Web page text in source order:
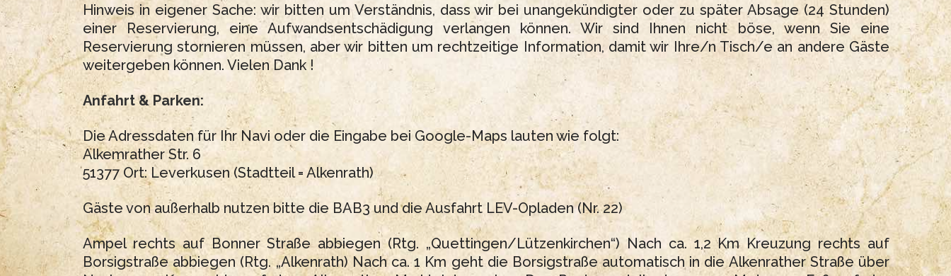
Hinweis in eigener Sache: wir bitten um Verständnis, dass wir bei unangekündigter oder zu später Absage (24 Stunden)
einer Reservierung, eine Aufwandsentschädigung verlangen können. Wir sind Ihnen nicht böse, wenn Sie eine
Reservierung stornieren müssen, aber wir bitten um rechtzeitige Information, damit wir Ihre/n Tisch/e an andere Gäste
weitergeben können. Vielen Dank !
Anfahrt & Parken:
Die Adressdaten für Ihr Navi oder die Eingabe bei Google-Maps lauten wie folgt:
Alkemrather Str. 6
51377 Ort: Leverkusen (Stadtteil = Alkenrath)
Gäste von außerhalb nutzen bitte die BAB3 und die Ausfahrt LEV-Opladen (Nr. 22)
Ampel rechts auf Bonner Straße abbiegen (Rtg. „Quettingen/Lützenkirchen“) Nach ca. 1,2 Km Kreuzung rechts auf
Borsigstraße abbiegen (Rtg. „Alkenrath) Nach ca. 1 Km geht die Borsigstraße automatisch in die Alkenrather Straße über